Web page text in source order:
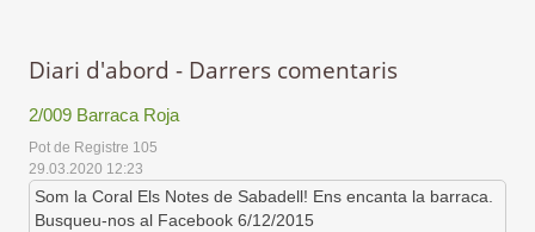
Diari d'abord - Darrers comentaris
2/009 Barraca Roja
Pot de Registre 105
29.03.2020 12:23
Som la Coral Els Notes de Sabadell! Ens encanta la barraca.
Busqueu-nos al Facebook 6/12/2015